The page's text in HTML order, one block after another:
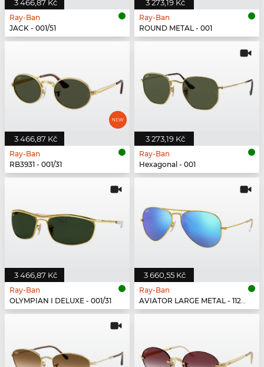
3 466,87 Kč
Ray-Ban
JACK - 001/51
3 273,19 Kč
Ray-Ban
ROUND METAL - 001
3 466,87 Kč
Ray-Ban
RB3931 - 001/31
3 273,19 Kč
Ray-Ban
Hexagonal - 001
3 466,87 Kč
Ray-Ban
OLYMPIAN I DELUXE - 001/31
3 660,55 Kč
Ray-Ban
AVIATOR LARGE METAL - 112/17